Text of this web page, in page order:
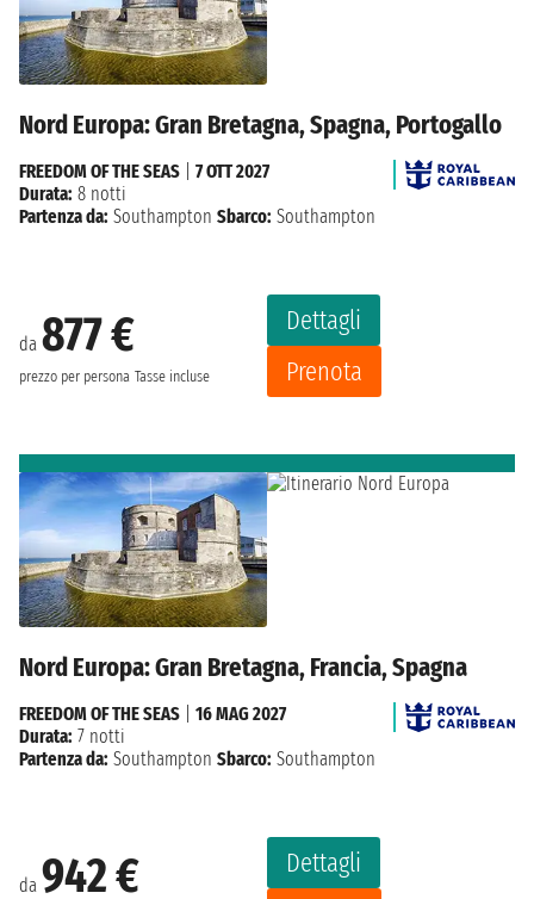
Nord Europa: Gran Bretagna, Spagna, Portogallo
da 877 €
prezzo per persona Tasse incluse
Dettagli
Prenota
FREEDOM OF THE SEAS
7 OTT 2027
Durata: 8 notti
Partenza da: Southampton Sbarco: Southampton
Nord Europa: Gran Bretagna, Francia, Spagna
da 942 €
Dettagli
FREEDOM OF THE SEAS
16 MAG 2027
Durata: 7 notti
Partenza da: Southampton Sbarco: Southampton